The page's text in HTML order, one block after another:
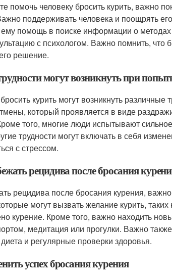
помочь человеку бросить курить, важно
поддерживать человека и поощрять
помощь в поиске информации о
с психологом. Важно помнить, что
решение.
могут возникнуть при
курить могут возникнуть
который проявляется в виде
того, многие люди испытывают
трудности могут включать в себя
с стрессом.
рецидива после бросания
рецидива после бросания курения,
могут вызвать желание курить,
курение. Кроме того, важно находить
медитация или прогулки. Важно
и регулярные проверки здоровья.
успех бросания курения